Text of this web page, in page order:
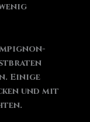
Einige
und mit